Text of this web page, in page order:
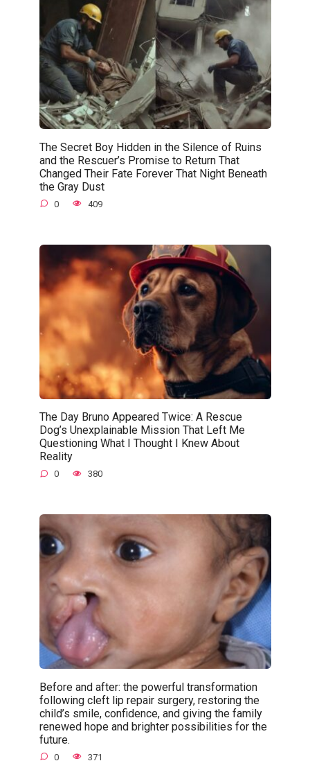
The Secret Boy Hidden in the Silence of Ruins
and the Rescuer’s Promise to Return That
Changed Their Fate Forever That Night Beneath
the Gray Dust
0 409
The Day Bruno Appeared Twice: A Rescue
Dog’s Unexplainable Mission That Left Me
Questioning What I Thought I Knew About
Reality
0 380
Before and after: the powerful transformation
following cleft lip repair surgery, restoring the
child’s smile, confidence, and giving the family
renewed hope and brighter possibilities for the
future.
0 371